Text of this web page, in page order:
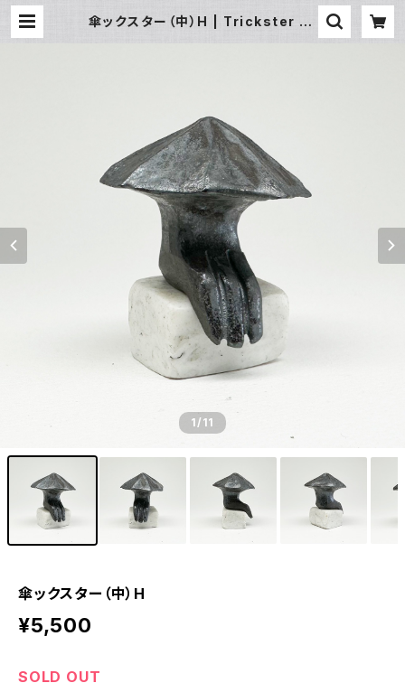
傘ックスター（中）H | Trickster Br
1/11
傘ックスター（中）H
¥5,500
SOLD OUT